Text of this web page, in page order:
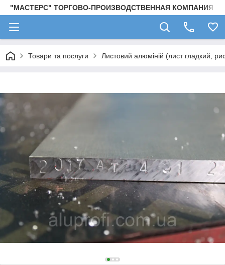
"МАСТЕРС" ТОРГОВО-ПРОИЗВОДСТВЕННАЯ КОМПАНИЯ
Товари та послуги Листовий алюміній (лист гладкий,